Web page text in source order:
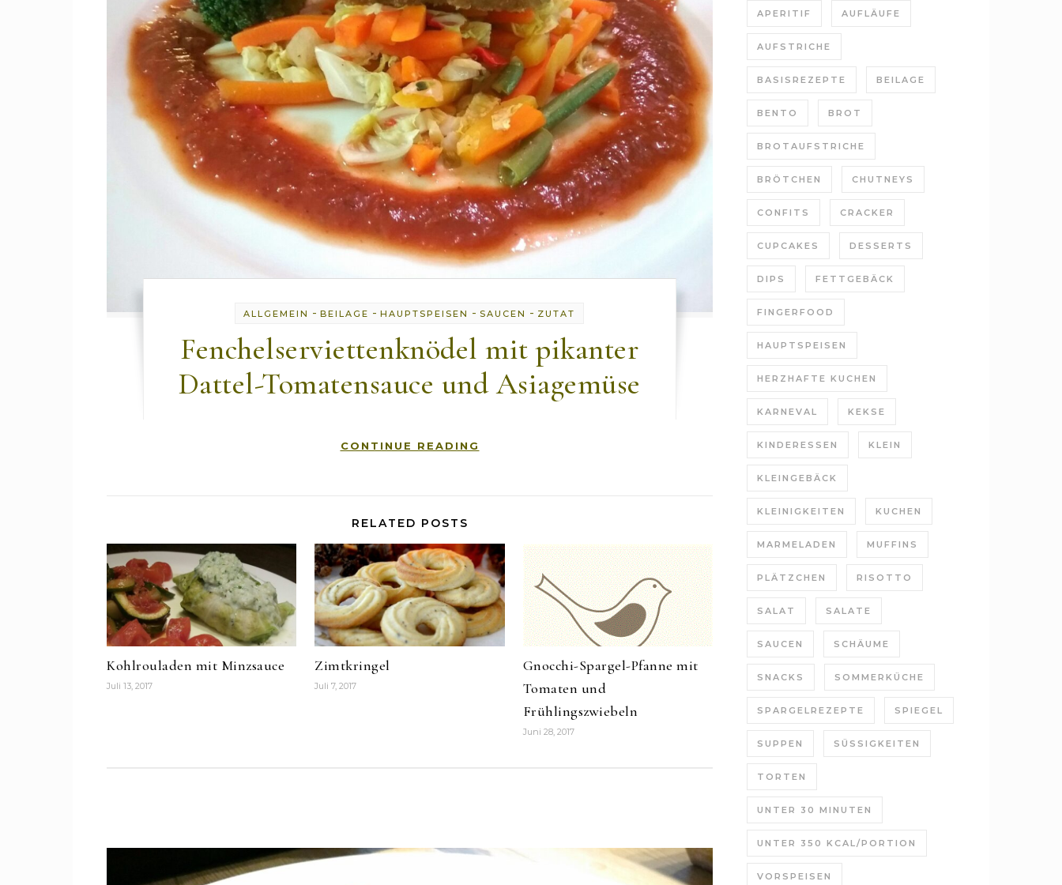
ALLGEMEIN -BEILAGE -HAUPTSPEISEN -SAUCEN - ZUTAT
Fenchelserviettenknödel mit pikanter
Dattel-Tomatensauce und Asiagemüse
CONTINUE READING
RELATED POSTS
Kohlrouladen mit Minzsauce
Juli 13, 2017
Zimtkringel
Juli 7, 2017
Gnocchi-Spargel-Pfanne mit
Tomaten und
Frühlingszwiebeln
Juni 28, 2017
APERITIF AUFLÄUFE
AUFSTRICHE
BASISREZEPTE BEILAGE
BENTO BROT
BROTAUFSTRICHE
BRÖTCHEN CHUTNEYS
CONFITS CRACKER
CUPCAKES DESSERTS
DIPS FETTGEBÄCK
FINGERFOOD
HAUPTSPEISEN
HERZHAFTE KUCHEN
KARNEVAL KEKSE
KINDERESSEN KLEIN
KLEINGEBÄCK
KLEINIGKEITEN KUCHEN
MARMELADEN MUFFINS
PLÄTZCHEN RISOTTO
SALAT SALATE
SAUCEN SCHÄUME
SNACKS SOMMERKÜCHE
SPARGELREZEPTE SPIEGEL
SUPPEN SÜSSIGKEITEN
TORTEN
UNTER 30 MINUTEN
UNTER 350 KCAL/PORTION
VORSPEISEN